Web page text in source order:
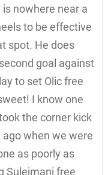
nowhere near a
to be effective
spot. He does
goal against
to set Olic free
I know one
the corner kick
when we were
as poorly as
Sulejmani free